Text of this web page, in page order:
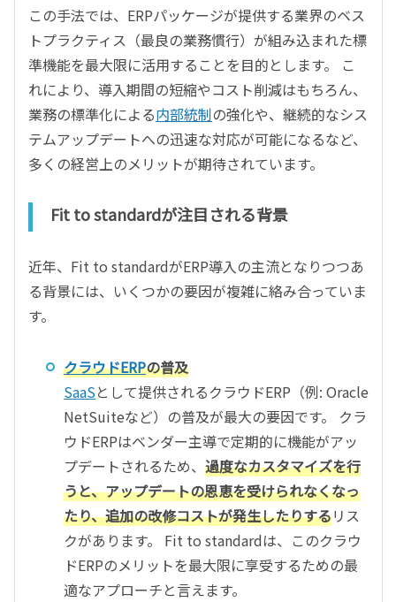
この手法では、ERPパッケージが提供する業界のベス
トプラクティス（最良の業務慣行）が組み込まれた標
準機能を最大限に活用することを目的とします。 こ
れにより、導入期間の短縮やコスト削減はもちろん、
業務の標準化による内部統制の強化や、継続的なシス
テムアップデートへの迅速な対応が可能になるなど、
多くの経営上のメリットが期待されています。
Fit to standardが注目される背景
近年、Fit to standardがERP導入の主流となりつつあ
る背景には、いくつかの要因が複雑に絡み合っていま
す。
クラウドERPの普及
SaaSとして提供されるクラウドERP（例: Oracle
NetSuiteなど）の普及が最大の要因です。 クラ
ウドERPはベンダー主導で定期的に機能がアッ
プデートされるため、 過度なカスタマイズを行
うと、アップデートの恩恵を受けられなくなっ
たり、追加の改修コストが発生したりするリス
クがあります。 Fit to standardは、このクラウ
ドERPのメリットを最大限に享受するための最
適なアプローチと言えます。